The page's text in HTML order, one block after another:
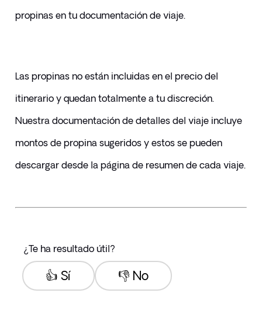
propinas en tu documentación de viaje.
Las propinas no están incluidas en el precio del
itinerario y quedan totalmente a tu discreción.
Nuestra documentación de detalles del viaje incluye
montos de propina sugeridos y estos se pueden
descargar desde la página de resumen de cada viaje.
¿Te ha resultado útil?
👎 No
👍 Sí